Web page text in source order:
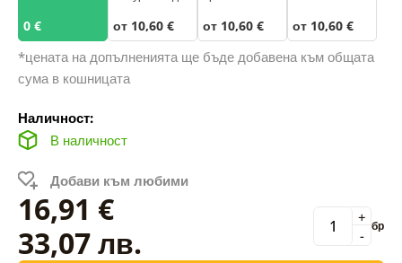
0 € от 10,60 € от 10,60 € от 10,60 €
*цената на допълненията ще бъде добавена към общата
сума в кошницата
Наличност:
В наличност
Добави към любими
16,91 €
33,07 лв.
-
+ бр